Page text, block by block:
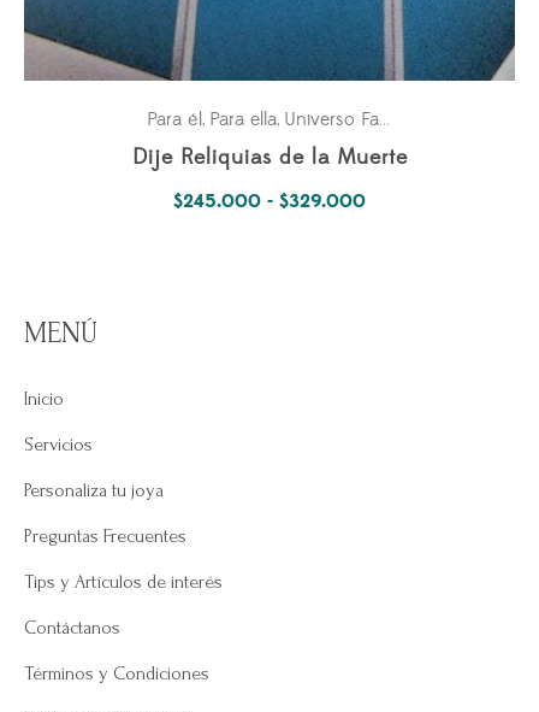
Para él, Para ella, Universo Fantástico
Dije Reliquias de la Muerte
$245.000 - $329.000Rango
MENÚ
Inicio
Servicios
Personaliza tu joya
Preguntas Frecuentes
Tips y Artículos de interés
Contáctanos
Términos y Condiciones